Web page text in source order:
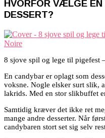
HVORFOR VÆLGE
DESSERT?
8 sjove spil og lege til pigefest
En candybar er oplagt som
voksne. Nogle elsker surt slik,
lakrids. Med en stor slikbuffet
Samtidig kræver det ikke ret
mange andre desserter. Når
candybaren stort set sig selv